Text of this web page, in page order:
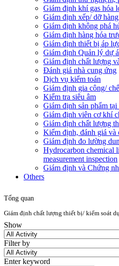
Giám định khí gas hóa
Giám định xếp/ dỡ
Giám định không phá
Giám định hàng hóa
Giám định thiết bị áp
Giám định Quản lý dự
Giám định chất lượng
Đánh giá nhà cung ứng
Dịch vụ kiểm toán
Giám định gia công/
Kiểm tra siêu âm
Giám định sản phẩm
Giám định viên cơ khí
Giám định chất lượng
Kiểm định, đánh giá và
Giám định đo lường
Hydrocarbon chemical
measurement inspection
Giám định và Chứng
Others
Tổng quan
Giám định chất lượng thiết bị/ kiểm soát
Show
Filter by
Enter keyword